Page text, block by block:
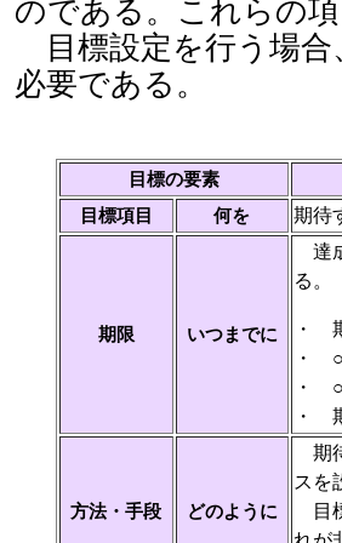
のである。これらの
目標設定を行う場合
必要である。
目標の要素
目標項目
何を 期待
期限 いつまでに
達
る。
・
・
・
・
方法・手段 どのように
期
スを
目